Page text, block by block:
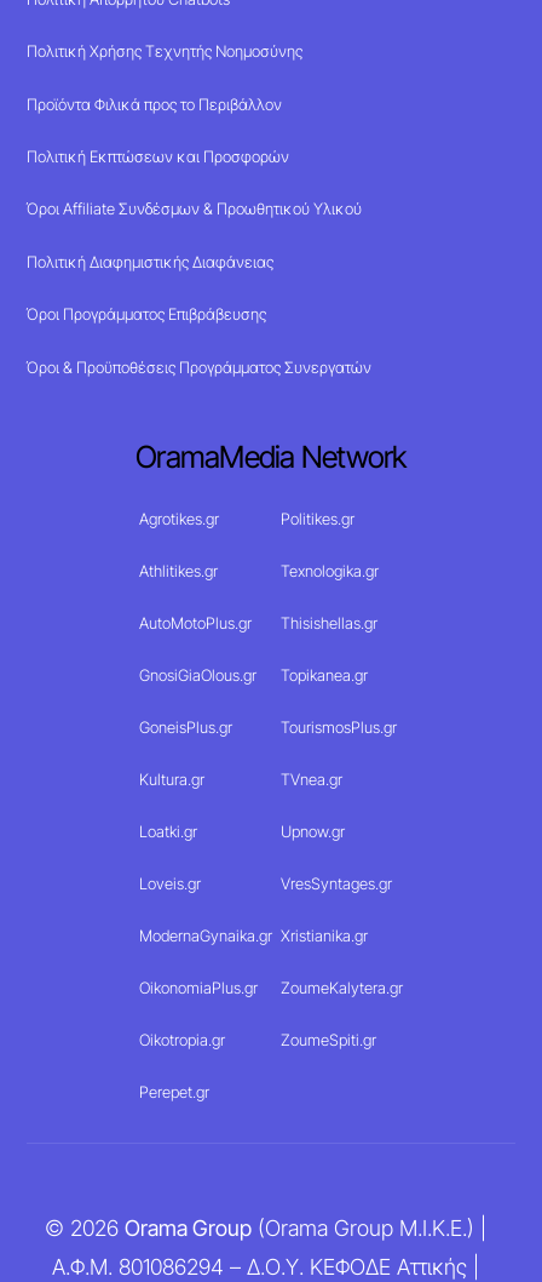
Πολιτική Χρήσης Τεχνητής Νοημοσύνης
Προϊόντα Φιλικά προς το Περιβάλλον
Πολιτική Εκπτώσεων και Προσφορών
Όροι Affiliate Συνδέσμων & Προωθητικού Υλικού
Πολιτική Διαφημιστικής Διαφάνειας
Όροι Προγράμματος Επιβράβευσης
Όροι & Προϋποθέσεις Προγράμματος Συνεργατών
OramaMedia Network
Agrotikes.gr Politikes.gr
Athlitikes.gr Texnologika.gr
AutoMotoPlus.gr Thisishellas.gr
GnosiGiaOlous.gr Topikanea.gr
GoneisPlus.gr TourismosPlus.gr
Kultura.gr TVnea.gr
Loatki.gr Upnow.gr
Loveis.gr VresSyntages.gr
ModernaGynaika.gr Xristianika.gr
OikonomiaPlus.gr ZoumeKalytera.gr
Oikotropia.gr ZoumeSpiti.gr
Perepet.gr
© 2026 Orama Group(Orama Group Μ.Ι.Κ.Ε.) |
Α.Φ.Μ. 801086294 – Δ.Ο.Υ. ΚΕΦΟΔΕ Αττικής |